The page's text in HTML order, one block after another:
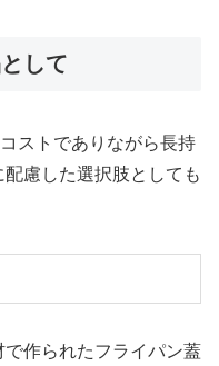
して
ストでありながら長持
慮した選択肢としても
作られたフライパン蓋